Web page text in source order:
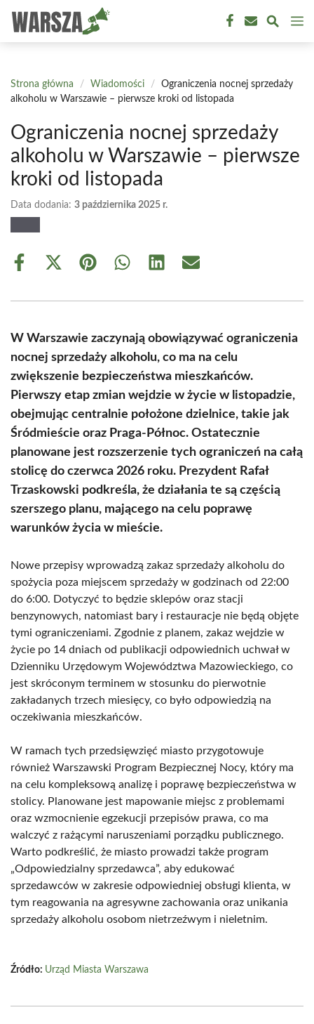
treści
Strona główna / Wiadomości /
Ograniczenia nocnej sprzedaży
alkoholu w Warszawie – pierwsze kroki od listopada
Ograniczenia nocnej sprzedaży
alkoholu w Warszawie – pierwsze
kroki od listopada
Data dodania: 3 października 2025 r.
Share
Share
(Twitter)
Share Share Share Share
W Warszawie zaczynają obowiązywać ograniczenia
nocnej sprzedaży alkoholu, co ma na celu
zwiększenie bezpieczeństwa mieszkańców.
Pierwszy etap zmian wejdzie w życie w listopadzie,
obejmując centralnie położone dzielnice, takie jak
Śródmieście oraz Praga-Północ. Ostatecznie
planowane jest rozszerzenie tych ograniczeń na całą
stolicę do czerwca 2026 roku. Prezydent Rafał
Trzaskowski podkreśla, że działania te są częścią
szerszego planu, mającego na celu poprawę
warunków życia w mieście.
Nowe przepisy wprowadzą zakaz sprzedaży alkoholu do
spożycia poza miejscem sprzedaży w godzinach od 22:00
do 6:00. Dotyczyć to będzie sklepów oraz stacji
benzynowych, natomiast bary i restauracje nie będą objęte
tymi ograniczeniami. Zgodnie z planem, zakaz wejdzie w
życie po 14 dniach od publikacji odpowiednich uchwał w
Dzienniku Urzędowym Województwa Mazowieckiego, co
jest skróconym terminem w stosunku do pierwotnie
zakładanych trzech miesięcy, co było odpowiedzią na
oczekiwania mieszkańców.
W ramach tych przedsięwzięć miasto przygotowuje
również Warszawski Program Bezpiecznej Nocy, który ma
na celu kompleksową analizę i poprawę bezpieczeństwa w
stolicy. Planowane jest mapowanie miejsc z problemami
oraz wzmocnienie egzekucji przepisów prawa, co ma
walczyć z rażącymi naruszeniami porządku publicznego.
Warto podkreślić, że miasto prowadzi także program
„Odpowiedzialny sprzedawca”, aby edukować
sprzedawców w zakresie odpowiedniej obsługi klienta, w
tym reagowania na agresywne zachowania oraz unikania
sprzedaży alkoholu osobom nietrzeźwym i nieletnim.
Źródło: Urząd Miasta Warszawa